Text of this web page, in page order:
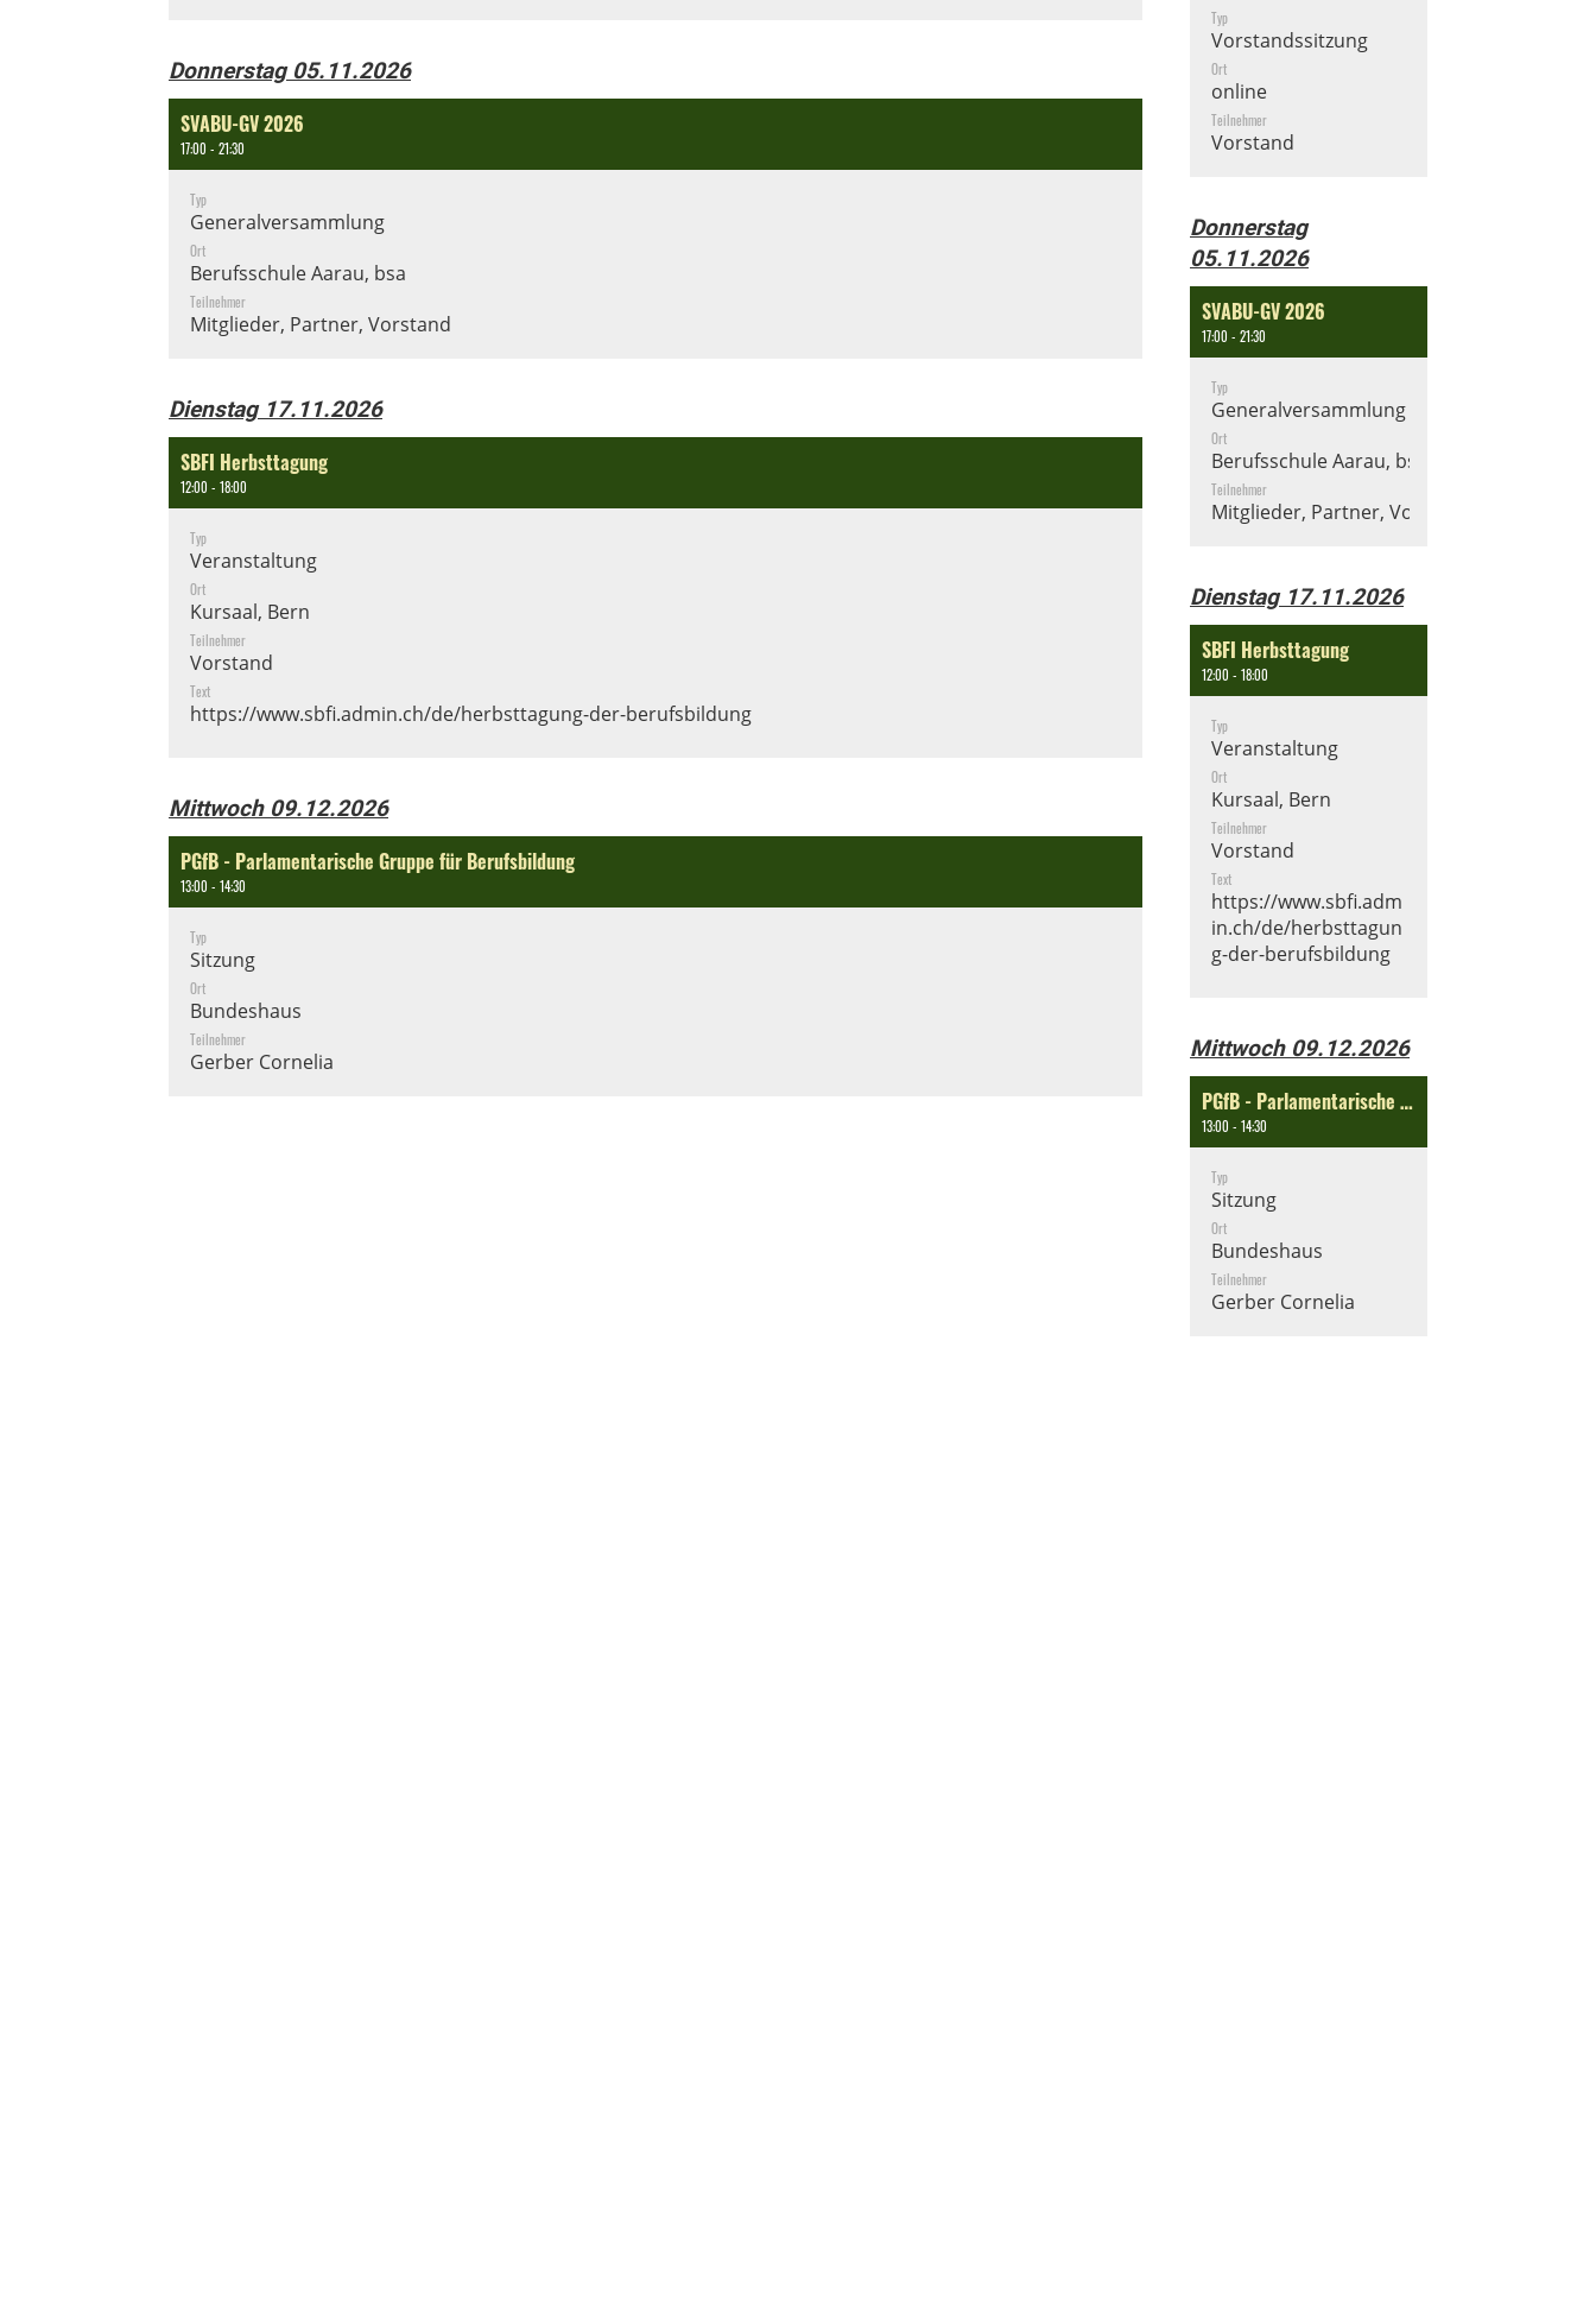
Donnerstag 05.11.2026
SVABU-GV 2026
17:00 - 21:30
Typ
Generalversammlung
Ort
Berufsschule Aarau, bsa
Teilnehmer
Mitglieder, Partner, Vorstand
Dienstag 17.11.2026
SBFI Herbsttagung
12:00 - 18:00
Typ
Veranstaltung
Ort
Kursaal, Bern
Teilnehmer
Vorstand
Text
https://www.sbfi.admin.ch/de/herbsttagung-der-berufsbildung
Mittwoch 09.12.2026
PGfB - Parlamentarische Gruppe für Berufsbildung
13:00 - 14:30
Typ
Sitzung
Ort
Bundeshaus
Teilnehmer
Gerber Cornelia
Typ
Vorstandssitzung
Ort
online
Teilnehmer
Vorstand
Donnerstag
05.11.2026
SVABU-GV 2026
17:00 - 21:30
Typ
Generalversammlung
Ort
Berufsschule Aarau, bsa
Teilnehmer
Mitglieder, Partner, Vorstand
Dienstag 17.11.2026
SBFI Herbsttagung
12:00 - 18:00
Typ
Veranstaltung
Ort
Kursaal, Bern
Teilnehmer
Vorstand
Text
https://www.sbfi.adm
in.ch/de/herbsttagun
g-der-berufsbildung
Mittwoch 09.12.2026
PGfB - Parlamentarische Gruppe für Berufsbildung
13:00 - 14:30
Typ
Sitzung
Ort
Bundeshaus
Teilnehmer
Gerber Cornelia